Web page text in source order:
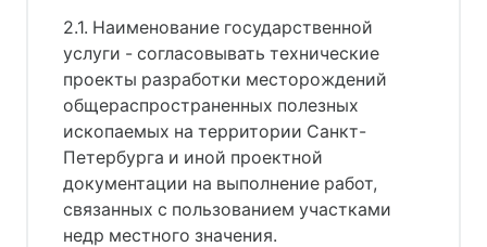
2.1. Наименование государственной
услуги - согласовывать технические
проекты разработки месторождений
общераспространенных полезных
ископаемых на территории Санкт-
Петербурга и иной проектной
документации на выполнение работ,
связанных с пользованием участками
недр местного значения.